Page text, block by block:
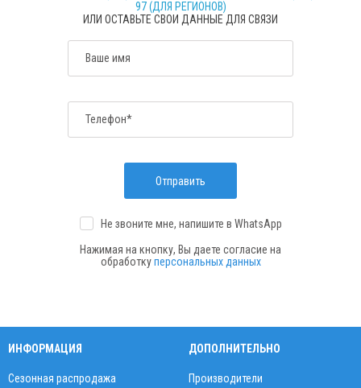
97 (ДЛЯ РЕГИОНОВ)
ИЛИ ОСТАВЬТЕ СВОИ ДАННЫЕ ДЛЯ СВЯЗИ
Ваше имя
Телефон*
Отправить
Не звоните мне, напишите в WhatsApp
Нажимая на кнопку, Вы даете согласие на
обработкуперсональных данных
ИНФОРМАЦИЯ
Сезонная распродажа
ДОПОЛНИТЕЛЬНО
Производители